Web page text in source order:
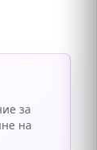
за
на